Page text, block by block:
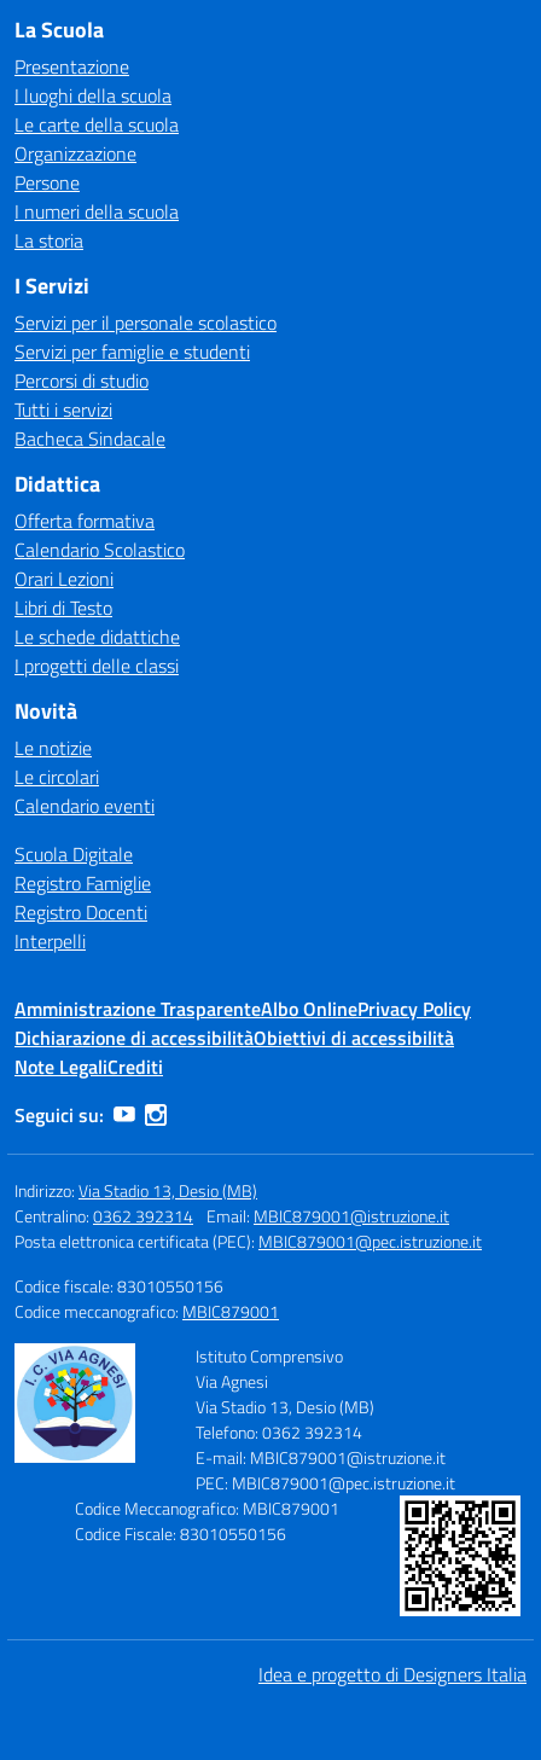
La Scuola
Presentazione
I luoghi della scuola
Le carte della scuola
Organizzazione
Persone
I numeri della scuola
La storia
I Servizi
Servizi per il personale scolastico
Servizi per famiglie e studenti
Percorsi di studio
Tutti i servizi
Bacheca Sindacale
Didattica
Offerta formativa
Calendario Scolastico
Orari Lezioni
Libri di Testo
Le schede didattiche
I progetti delle classi
Novità
Le notizie
Le circolari
Calendario eventi
Scuola Digitale
Registro Famiglie
Registro Docenti
Interpelli
Amministrazione TrasparenteAlbo OnlinePrivacy Policy
Dichiarazione di accessibilitàObiettivi di accessibilità
Note LegaliCrediti
Seguici su:
Indirizzo:Via Stadio 13, Desio (MB)
Centralino:0362 392314 Email: MBIC879001@istruzione.it
Posta elettronica certificata (PEC): MBIC879001@pec.istruzione.it
Codice fiscale: 83010550156
Codice meccanografico: MBIC879001
Istituto Comprensivo
Via Agnesi
Via Stadio 13, Desio (MB)
Telefono: 0362 392314
E-mail: MBIC879001@istruzione.it
PEC: MBIC879001@pec.istruzione.it
Codice Meccanografico: MBIC879001
Codice Fiscale: 83010550156
Idea e progetto di Designers Italia